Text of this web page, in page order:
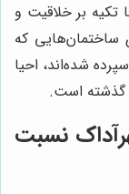
تکیه بر خلاقیت و
که
شده‌اند، احیا
گذشته است.
نسبت